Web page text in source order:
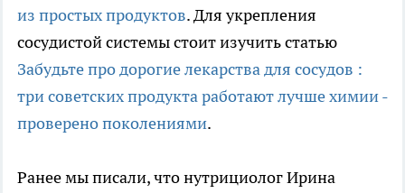
из простых продуктов. Для укрепления
сосудистой системы стоит изучить статью
Забудьте про дорогие лекарства для сосудов :
три советских продукта работают лучше химии -
проверено поколениями.
Ранее мы писали, что нутрициолог Ирина